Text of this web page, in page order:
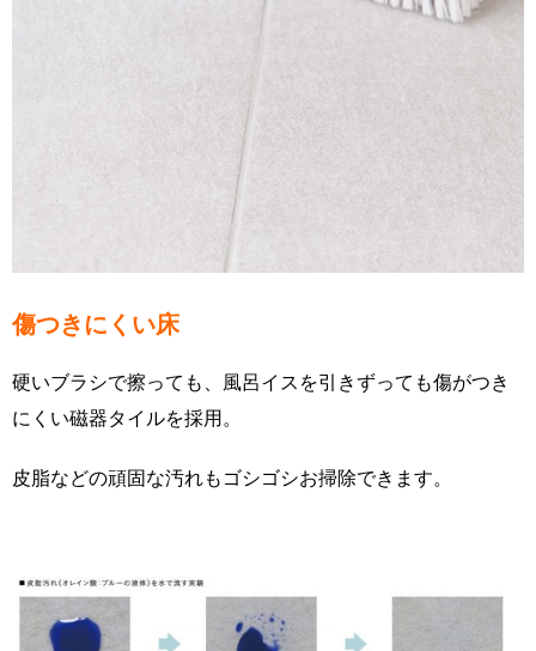
傷つきにくい床
硬いブラシで擦っても、風呂イスを引きずっても傷がつき
にくい磁器タイルを採用。
皮脂などの頑固な汚れもゴシゴシお掃除できます。